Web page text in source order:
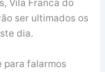
Vila Franca do
ser ultimados os
dia.
para falarmos